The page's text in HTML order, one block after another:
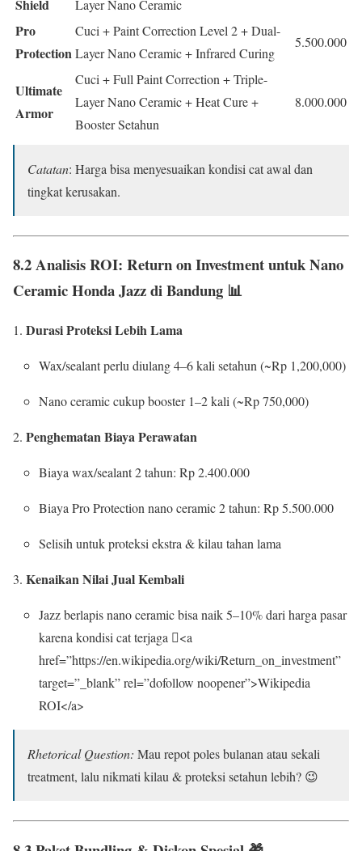
Shield
Layer Nano Ceramic
Pro
Protection
Cuci + Paint Correction Level 2 + Dual-
Layer Nano Ceramic + Infrared Curing
5.500.000
Ultimate
Armor
Cuci + Full Paint Correction + Triple-
Layer Nano Ceramic + Heat Cure +
Booster Setahun
8.000.000
Catatan: Harga bisa menyesuaikan kondisi cat awal dan
tingkat kerusakan.
8.2 Analisis ROI: Return on Investment untuk Nano
Ceramic Honda Jazz di Bandung 📊
Durasi Proteksi Lebih Lama
Wax/sealant perlu diulang 4–6 kali setahun (~Rp 1,200,000)
Nano ceramic cukup booster 1–2 kali (~Rp 750,000)
Penghematan Biaya Perawatan
Biaya wax/sealant 2 tahun: Rp 2.400.000
Biaya Pro Protection nano ceramic 2 tahun: Rp 5.500.000
Selisih untuk proteksi ekstra & kilau tahan lama
Kenaikan Nilai Jual Kembali
Jazz berlapis nano ceramic bisa naik 5–10% dari harga pasar
karena kondisi cat terjaga <a
href=”https://en.wikipedia.org/wiki/Return_on_investment”
target=”_blank” rel=”dofollow noopener”>Wikipedia
ROI</a>
Rhetorical Question: Mau repot poles bulanan atau sekali
treatment, lalu nikmati kilau & proteksi setahun lebih? 😉